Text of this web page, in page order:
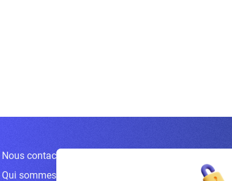
Nous contacter
Qui sommes-nous ?